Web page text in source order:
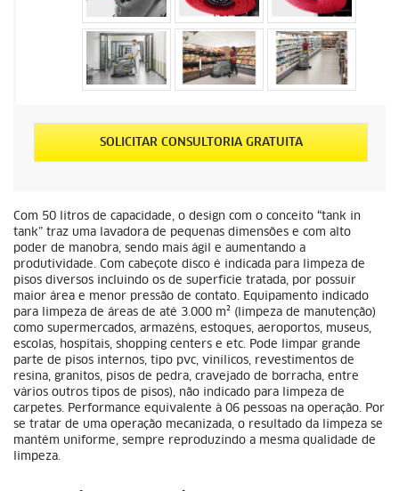
SOLICITAR CONSULTORIA GRATUITA
Com 50 litros de capacidade, o design com o conceito “tank in
tank” traz uma lavadora de pequenas dimensões e com alto
poder de manobra, sendo mais ágil e aumentando a
produtividade. Com cabeçote disco é indicada para limpeza de
pisos diversos incluindo os de superfície tratada, por possuir
maior área e menor pressão de contato. Equipamento indicado
para limpeza de áreas de até 3.000 m² (limpeza de manutenção)
como supermercados, armazéns, estoques, aeroportos, museus,
escolas, hospitais, shopping centers e etc. Pode limpar grande
parte de pisos internos, tipo pvc, vinílicos, revestimentos de
resina, granitos, pisos de pedra, cravejado de borracha, entre
vários outros tipos de pisos), não indicado para limpeza de
carpetes. Performance equivalente à 06 pessoas na operação. Por
se tratar de uma operação mecanizada, o resultado da limpeza se
mantém uniforme, sempre reproduzindo a mesma qualidade de
limpeza.